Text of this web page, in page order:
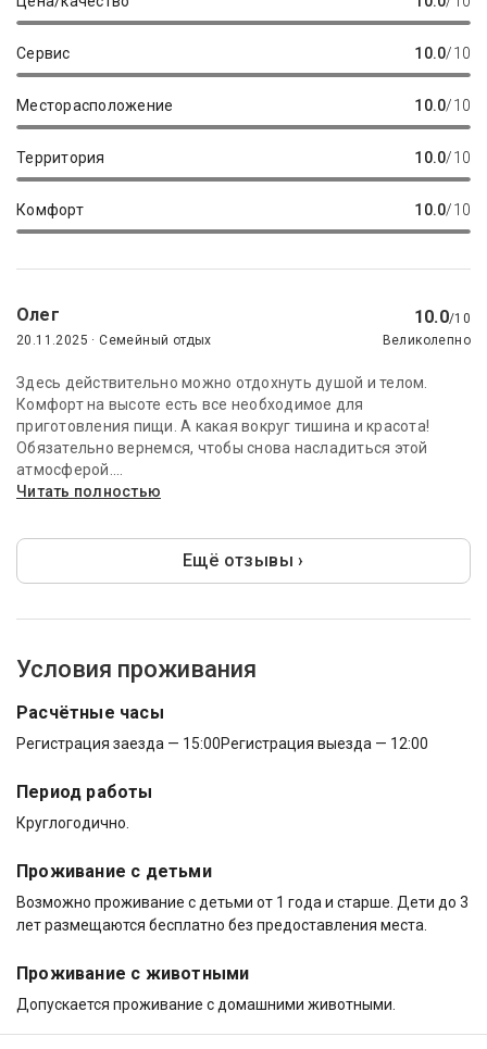
Сервис 10.0/10
Месторасположение 10.0/10
Территория 10.0/10
Комфорт 10.0/10
Олег 10.0/10
20.11.2025 · Семейный отдых
Великолепно
Здесь действительно можно отдохнуть душой и телом.
Комфорт на высоте есть все необходимое для
приготовления пищи. А какая вокруг тишина и красота!
Обязательно вернемся, чтобы снова насладиться этой
атмосферой....
Читать полностью
Ещё отзывы ›
Условия проживания
Расчётные часы
Регистрация заезда — 15:00Регистрация выезда — 12:00
Период работы
Круглогодично.
Проживание с детьми
Возможно проживание с детьми от 1 года и старше. Дети до 3
лет размещаются бесплатно без предоставления места.
Проживание с животными
Допускается проживание с домашними животными.